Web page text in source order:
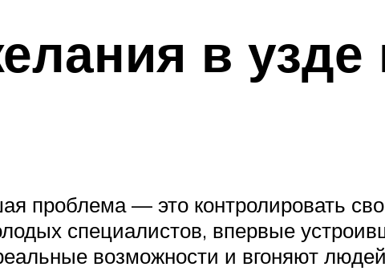
в узде
проблема — это контролировать
специалистов, впервые
возможности и вгоняют людей